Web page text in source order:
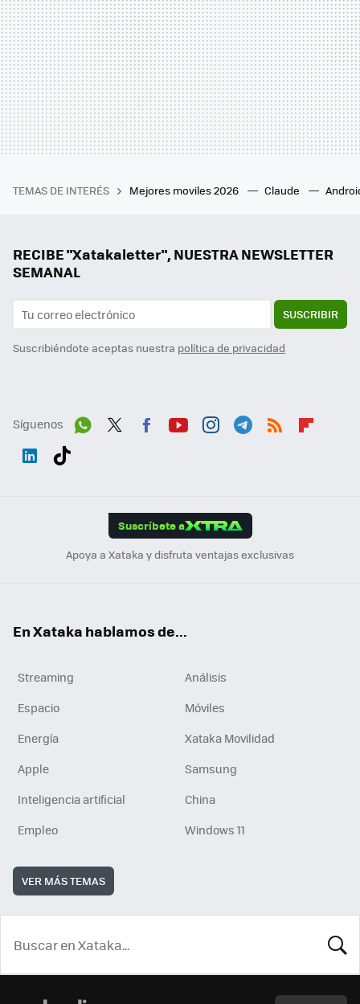
TEMAS DE INTERÉS Mejores moviles 2026 Claude
RECIBE "Xatakaletter", NUESTRA NEWSLETTER
SEMANAL
SUSCRIBIR
Suscribiéndote aceptas nuestra política de privacidad
Síguenos
Suscríbete a
Apoya a Xataka y disfruta ventajas exclusivas
En Xataka hablamos de...
Streaming
Análisis
Espacio
Móviles
Energía
Xataka Movilidad
Apple
Samsung
Inteligencia artificial
China
Empleo
Windows 11
VER MÁS TEMAS